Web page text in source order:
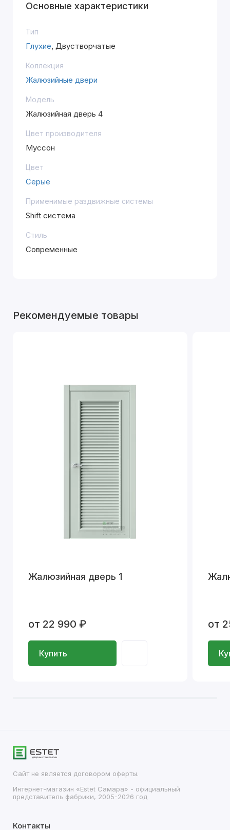
Основные характеристики
Тип
Глухие, Двустворчатые
Коллекция
Жалюзийные двери
Модель
Жалюзийная дверь 4
Цвет производителя
Муссон
Цвет
Серые
Применимые раздвижные системы
Shift система
Стиль
Современные
Рекомендуемые товары
Жалюзийная дверь 1
от 22 990 ₽
Купить
от
Сайт не является договором оферты.
Интернет-магазин «Estet Самара» - официальный
представитель фабрики, 2005-2026 год
Контакты